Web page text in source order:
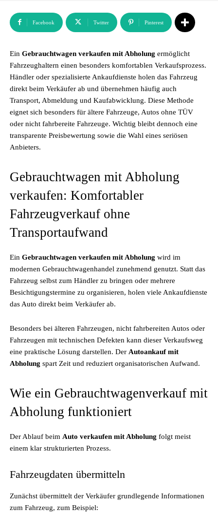
Facebook Twitter Pinterest
Ein Gebrauchtwagen verkaufen mit Abholung ermöglicht
Fahrzeughaltern einen besonders komfortablen Verkaufsprozess.
Händler oder spezialisierte Ankaufdienste holen das Fahrzeug
direkt beim Verkäufer ab und übernehmen häufig auch
Transport, Abmeldung und Kaufabwicklung. Diese Methode
eignet sich besonders für ältere Fahrzeuge, Autos ohne TÜV
oder nicht fahrbereite Fahrzeuge. Wichtig bleibt dennoch eine
transparente Preisbewertung sowie die Wahl eines seriösen
Anbieters.
Gebrauchtwagen mit Abholung
verkaufen: Komfortabler
Fahrzeugverkauf ohne
Transportaufwand
Ein Gebrauchtwagen verkaufen mit Abholung wird im
modernen Gebrauchtwagenhandel zunehmend genutzt. Statt das
Fahrzeug selbst zum Händler zu bringen oder mehrere
Besichtigungstermine zu organisieren, holen viele Ankaufdienste
das Auto direkt beim Verkäufer ab.
Besonders bei älteren Fahrzeugen, nicht fahrbereiten Autos oder
Fahrzeugen mit technischen Defekten kann dieser Verkaufsweg
eine praktische Lösung darstellen. Der Autoankauf mit
Abholung spart Zeit und reduziert organisatorischen Aufwand.
Wie ein Gebrauchtwagenverkauf mit
Abholung funktioniert
Der Ablauf beim Auto verkaufen mit Abholung folgt meist
einem klar strukturierten Prozess.
Fahrzeugdaten übermitteln
Zunächst übermittelt der Verkäufer grundlegende Informationen
zum Fahrzeug, zum Beispiel: